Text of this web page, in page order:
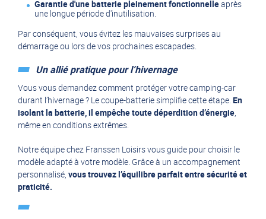
Garantie d'une batterie pleinement fonctionnelleaprès
une longue période d'inutilisation.
Par conséquent, vous évitez les mauvaises surprises au
démarrage ou lors de vos prochaines escapades.
Un allié pratique pour l’hivernage
Vous vous demandez comment protéger votre camping-car
durant l’hivernage ? Le coupe-batterie simplifie cette étape. En
isolant la batterie, il empêche toute déperdition d’énergie,
même en conditions extrêmes.
Notre équipe chez Franssen Loisirs vous guide pour choisir le
modèle adapté à votre modèle. Grâce à un accompagnement
personnalisé, vous trouvez l’équilibre parfait entre sécurité et
praticité.